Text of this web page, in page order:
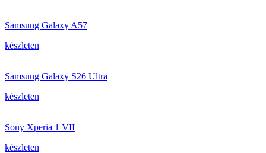
Samsung Galaxy A57
készleten
Samsung Galaxy S26 Ultra
készleten
Sony Xperia 1 VII
készleten